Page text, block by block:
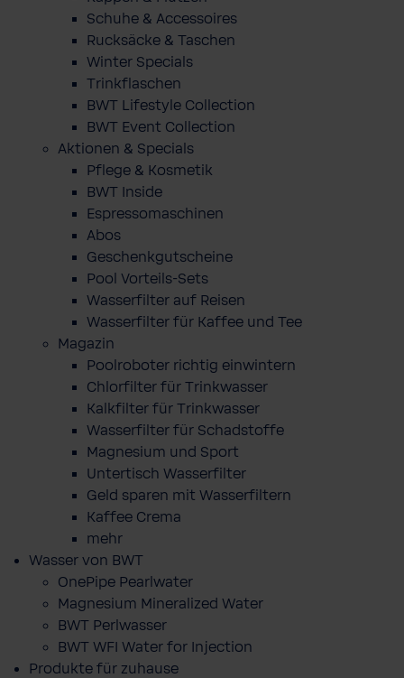
Schuhe & Accessoires
Rucksäcke & Taschen
Winter Specials
Trinkflaschen
BWT Lifestyle Collection
BWT Event Collection
Aktionen & Specials
Pflege & Kosmetik
BWT Inside
Espressomaschinen
Abos
Geschenkgutscheine
Pool Vorteils-Sets
Wasserfilter auf Reisen
Wasserfilter für Kaffee und Tee
Magazin
Poolroboter richtig einwintern
Chlorfilter für Trinkwasser
Kalkfilter für Trinkwasser
Wasserfilter für Schadstoffe
Magnesium und Sport
Untertisch Wasserfilter
Geld sparen mit Wasserfiltern
Kaffee Crema
mehr
Wasser von BWT
OnePipe Pearlwater
Magnesium Mineralized Water
BWT Perlwasser
BWT WFI Water for Injection
Produkte für zuhause